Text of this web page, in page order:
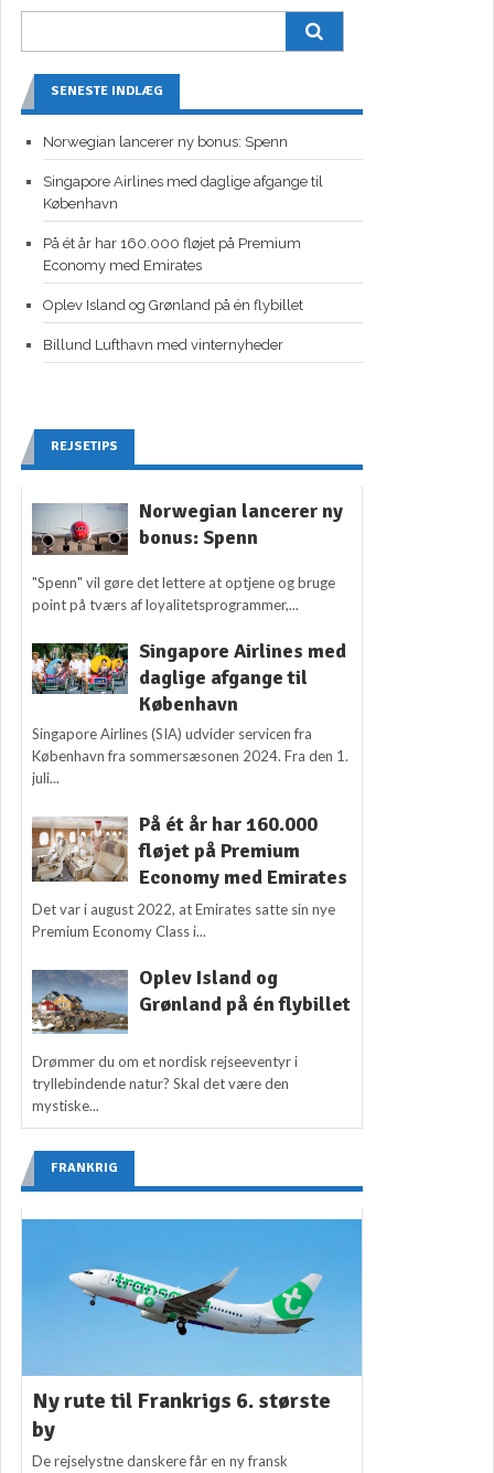
SENESTE INDLÆG
Norwegian lancerer ny bonus: Spenn
Singapore Airlines med daglige afgange til
København
På ét år har 160.000 fløjet på Premium
Economy med Emirates
Oplev Island og Grønland på én flybillet
Billund Lufthavn med vinternyheder
REJSETIPS
Norwegian lancerer ny
bonus: Spenn
"Spenn" vil gøre det lettere at optjene og bruge
point på tværs af loyalitetsprogrammer,...
Singapore Airlines med
daglige afgange til
København
Singapore Airlines (SIA) udvider servicen fra
København fra sommersæsonen 2024. Fra den 1.
juli...
På ét år har 160.000
fløjet på Premium
Economy med Emirates
Det var i august 2022, at Emirates satte sin nye
Premium Economy Class i...
Oplev Island og
Grønland på én flybillet
Drømmer du om et nordisk rejseeventyr i
tryllebindende natur? Skal det være den
mystiske...
FRANKRIG
Ny rute til Frankrigs 6. største
by
De rejselystne danskere får en ny fransk